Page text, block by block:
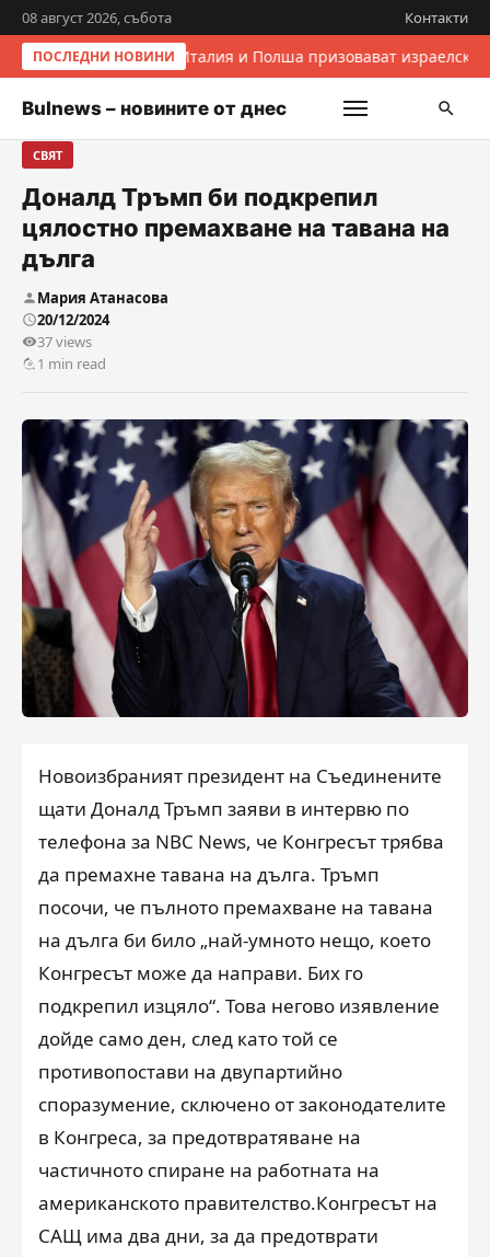
08 август 2026, събота Контакти
ПОСЛЕДНИ НОВИНИ Италия и Полша призовават
Bulnews – новините от днес
СВЯТ
Доналд Тръмп би подкрепил
цялостно премахване на тавана на
дълга
Мария Атанасова
20/12/2024
37 views
1 min read
Новоизбраният президент на Съединените
щати Доналд Тръмп заяви в интервю по
телефона за NBC News, че Конгресът трябва
да премахне тавана на дълга. Тръмп
посочи, че пълното премахване на тавана
на дълга би било „най-умното нещо, което
Конгресът може да направи. Бих го
подкрепил изцяло“. Това негово изявление
дойде само ден, след като той се
противопостави на двупартийно
споразумение, сключено от законодателите
в Конгреса, за предотвратяване на
частичното спиране на работната на
американското правителство.Конгресът на
САЩ има два дни, за да предотврати